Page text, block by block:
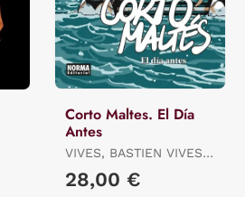
Corto Maltes. El Día
Antes
VIVES, BASTIEN VIVES /
QUENEHEN, MARTIN
28,00 €